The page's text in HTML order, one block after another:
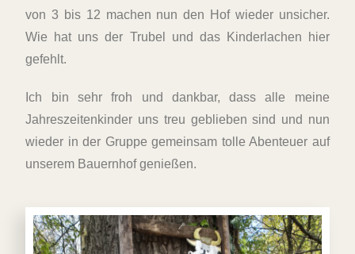
von 3 bis 12 machen nun den Hof wieder unsicher.
Wie hat uns der Trubel und das Kinderlachen hier
gefehlt.
Ich bin sehr froh und dankbar, dass alle meine
Jahreszeitenkinder uns treu geblieben sind und nun
wieder in der Gruppe gemeinsam tolle Abenteuer auf
unserem Bauernhof genießen.